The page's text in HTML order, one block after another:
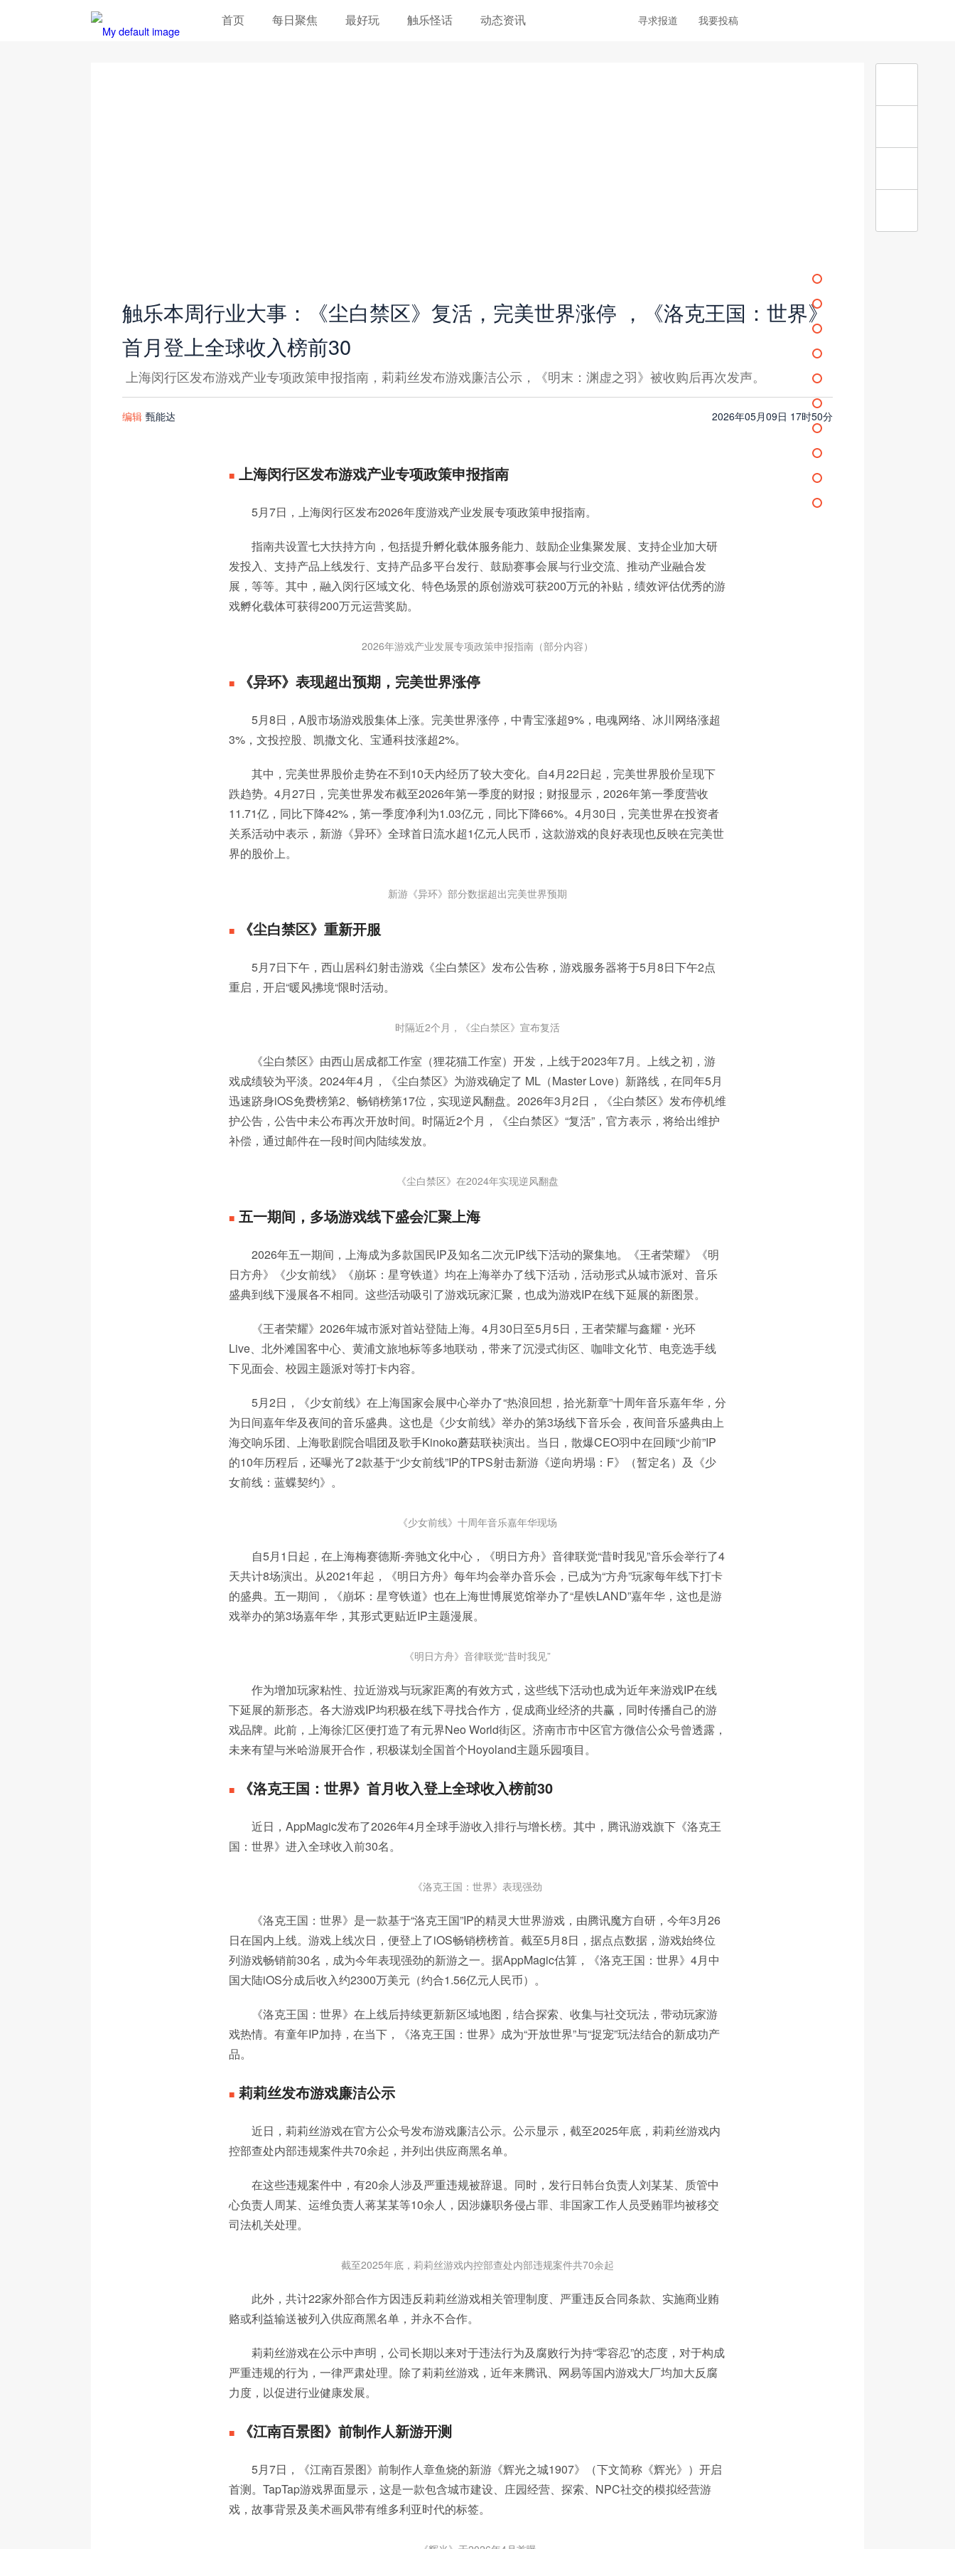
首页 每日聚焦 最好玩 触乐怪话 动态资讯 寻求报道 我要投稿
触乐本周行业大事：《尘白禁区》复活，完美世界涨停 ，《洛克王国：世界》
首月登上全球收入榜前30
上海闵行区发布游戏产业专项政策申报指南，莉莉丝发布游戏廉洁公示，《明末：渊虚之羽》被收购后再次发声。
编辑 甄能达 2026年05月09日 17时50分
■ 上海闵行区发布游戏产业专项政策申报指南
5月7日，上海闵行区发布2026年度游戏产业发展专项政策申报指南。
指南共设置七大扶持方向，包括提升孵化载体服务能力、鼓励企业集聚发展、支持企业加大研
发投入、支持产品上线发行、支持产品多平台发行、鼓励赛事会展与行业交流、推动产业融合发
展，等等。其中，融入闵行区域文化、特色场景的原创游戏可获200万元的补贴，绩效评估优秀的游
戏孵化载体可获得200万元运营奖励。
2026年游戏产业发展专项政策申报指南（部分内容）
■ 《异环》表现超出预期，完美世界涨停
5月8日，A股市场游戏股集体上涨。完美世界涨停，中青宝涨超9%，电魂网络、冰川网络涨超
3%，文投控股、凯撒文化、宝通科技涨超2%。
其中，完美世界股价走势在不到10天内经历了较大变化。自4月22日起，完美世界股价呈现下
跌趋势。4月27日，完美世界发布截至2026年第一季度的财报；财报显示，2026年第一季度营收
11.71亿，同比下降42%，第一季度净利为1.03亿元，同比下降66%。4月30日，完美世界在投资者
关系活动中表示，新游《异环》全球首日流水超1亿元人民币，这款游戏的良好表现也反映在完美世
界的股价上。
新游《异环》部分数据超出完美世界预期
■ 《尘白禁区》重新开服
5月7日下午，西山居科幻射击游戏《尘白禁区》发布公告称，游戏服务器将于5月8日下午2点
重启，开启“暖风拂境“限时活动。
时隔近2个月，《尘白禁区》宣布复活
《尘白禁区》由西山居成都工作室（狸花猫工作室）开发，上线于2023年7月。上线之初，游
戏成绩较为平淡。2024年4月，《尘白禁区》为游戏确定了 ML（Master Love）新路线，在同年5月
迅速跻身iOS免费榜第2、畅销榜第17位，实现逆风翻盘。2026年3月2日，《尘白禁区》发布停机维
护公告，公告中未公布再次开放时间。时隔近2个月，《尘白禁区》“复活”，官方表示，将给出维护
补偿，通过邮件在一段时间内陆续发放。
《尘白禁区》在2024年实现逆风翻盘
■ 五一期间，多场游戏线下盛会汇聚上海
2026年五一期间，上海成为多款国民IP及知名二次元IP线下活动的聚集地。《王者荣耀》《明
日方舟》《少女前线》《崩坏：星穹铁道》均在上海举办了线下活动，活动形式从城市派对、音乐
盛典到线下漫展各不相同。这些活动吸引了游戏玩家汇聚，也成为游戏IP在线下延展的新图景。
《王者荣耀》2026年城市派对首站登陆上海。4月30日至5月5日，王者荣耀与鑫耀・光环
Live、北外滩国客中心、黄浦文旅地标等多地联动，带来了沉浸式街区、咖啡文化节、电竞选手线
下见面会、校园主题派对等打卡内容。
5月2日，《少女前线》在上海国家会展中心举办了“热浪回想，拾光新章”十周年音乐嘉年华，分
为日间嘉年华及夜间的音乐盛典。这也是《少女前线》举办的第3场线下音乐会，夜间音乐盛典由上
海交响乐团、上海歌剧院合唱团及歌手Kinoko蘑菇联袂演出。当日，散爆CEO羽中在回顾“少前”IP
的10年历程后，还曝光了2款基于“少女前线”IP的TPS射击新游《逆向坍塌：F》（暂定名）及《少
女前线：蓝蝶契约》。
《少女前线》十周年音乐嘉年华现场
自5月1日起，在上海梅赛德斯-奔驰文化中心，《明日方舟》音律联觉“昔时我见”音乐会举行了4
天共计8场演出。从2021年起，《明日方舟》每年均会举办音乐会，已成为“方舟”玩家每年线下打卡
的盛典。五一期间，《崩坏：星穹铁道》也在上海世博展览馆举办了“星铁LAND”嘉年华，这也是游
戏举办的第3场嘉年华，其形式更贴近IP主题漫展。
《明日方舟》音律联觉“昔时我见”
作为增加玩家粘性、拉近游戏与玩家距离的有效方式，这些线下活动也成为近年来游戏IP在线
下延展的新形态。各大游戏IP均积极在线下寻找合作方，促成商业经济的共赢，同时传播自己的游
戏品牌。此前，上海徐汇区便打造了有元界Neo World街区。济南市市中区官方微信公众号曾透露，
未来有望与米哈游展开合作，积极谋划全国首个Hoyoland主题乐园项目。
■ 《洛克王国：世界》首月收入登上全球收入榜前30
近日，AppMagic发布了2026年4月全球手游收入排行与增长榜。其中，腾讯游戏旗下《洛克王
国：世界》进入全球收入前30名。
《洛克王国：世界》表现强劲
《洛克王国：世界》是一款基于“洛克王国”IP的精灵大世界游戏，由腾讯魔方自研，今年3月26
日在国内上线。游戏上线次日，便登上了iOS畅销榜榜首。截至5月8日，据点点数据，游戏始终位
列游戏畅销前30名，成为今年表现强劲的新游之一。据AppMagic估算，《洛克王国：世界》4月中
国大陆iOS分成后收入约2300万美元（约合1.56亿元人民币）。
《洛克王国：世界》在上线后持续更新新区域地图，结合探索、收集与社交玩法，带动玩家游
戏热情。有童年IP加持，在当下，《洛克王国：世界》成为“开放世界”与“捉宠”玩法结合的新成功产
品。
■ 莉莉丝发布游戏廉洁公示
近日，莉莉丝游戏在官方公众号发布游戏廉洁公示。公示显示，截至2025年底，莉莉丝游戏内
控部查处内部违规案件共70余起，并列出供应商黑名单。
在这些违规案件中，有20余人涉及严重违规被辞退。同时，发行日韩台负责人刘某某、质管中
心负责人周某、运维负责人蒋某某等10余人，因涉嫌职务侵占罪、非国家工作人员受贿罪均被移交
司法机关处理。
截至2025年底，莉莉丝游戏内控部查处内部违规案件共70余起
此外，共计22家外部合作方因违反莉莉丝游戏相关管理制度、严重违反合同条款、实施商业贿
赂或利益输送被列入供应商黑名单，并永不合作。
莉莉丝游戏在公示中声明，公司长期以来对于违法行为及腐败行为持“零容忍”的态度，对于构成
严重违规的行为，一律严肃处理。除了莉莉丝游戏，近年来腾讯、网易等国内游戏大厂均加大反腐
力度，以促进行业健康发展。
■ 《江南百景图》前制作人新游开测
5月7日，《江南百景图》前制作人章鱼烧的新游《辉光之城1907》（下文简称《辉光》）开启
首测。TapTap游戏界面显示，这是一款包含城市建设、庄园经营、探索、NPC社交的模拟经营游
戏，故事背景及美术画风带有维多利亚时代的标签。